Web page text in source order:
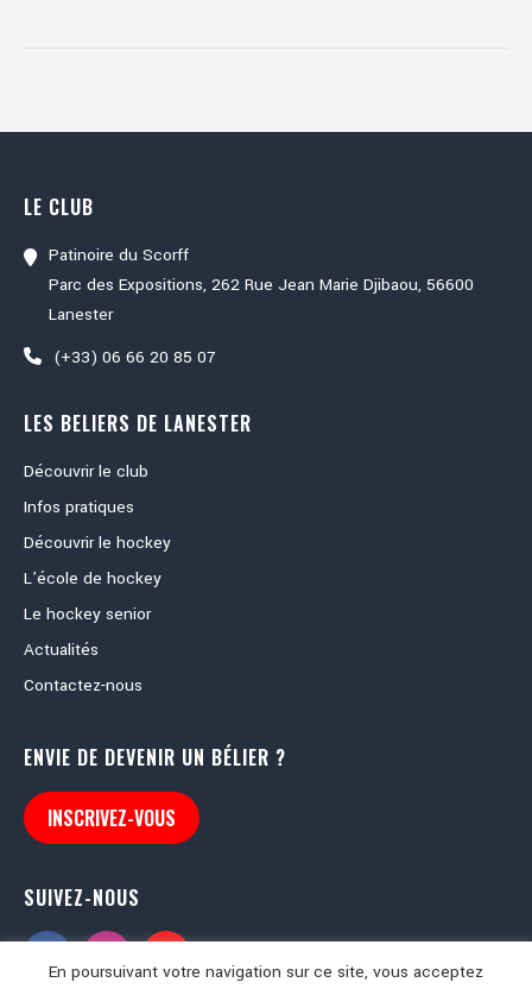
LE CLUB
Patinoire du Scorff
Parc des Expositions, 262 Rue Jean Marie Djibaou, 56600
Lanester
(+33) 06 66 20 85 07
LES BELIERS DE LANESTER
Découvrir le club
Infos pratiques
Découvrir le hockey
L’école de hockey
Le hockey senior
Actualités
Contactez-nous
ENVIE DE DEVENIR UN BÉLIER ?
INSCRIVEZ-VOUS
SUIVEZ-NOUS
En poursuivant votre navigation sur ce site, vous acceptez